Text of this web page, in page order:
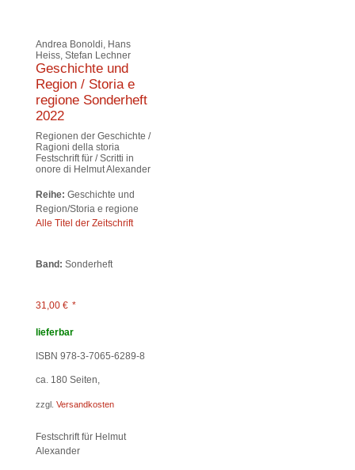
Andrea Bonoldi, Hans
Heiss, Stefan Lechner
Geschichte und
Region / Storia e
regione Sonderheft
2022
Regionen der Geschichte /
Ragioni della storia
Festschrift für / Scritti in
onore di Helmut Alexander
Reihe: Geschichte und
Region/Storia e regione
Alle Titel der Zeitschrift
Band: Sonderheft
31,00 € *
lieferbar
ISBN 978-3-7065-6289-8
ca. 180 Seiten,
zzgl. Versandkosten
Festschrift für Helmut
Alexander